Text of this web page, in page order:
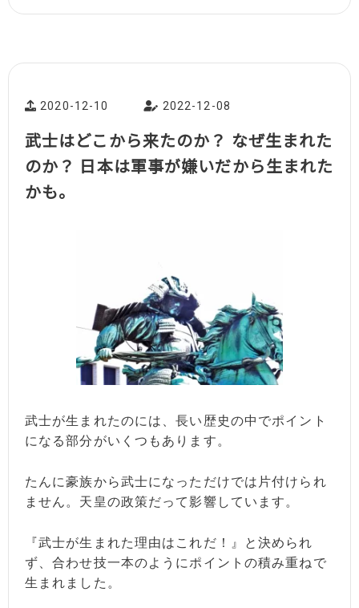
2020-12-10 2022-12-08
武士はどこから来たのか？ なぜ生まれた
のか？ 日本は軍事が嫌いだから生まれた
かも。
武士が生まれたのには、長い歴史の中でポイント
になる部分がいくつもあります。
たんに豪族から武士になっただけでは片付けられ
ません。天皇の政策だって影響しています。
『武士が生まれた理由はこれだ！』と決められ
ず、合わせ技一本のようにポイントの積み重ねで
生まれました。